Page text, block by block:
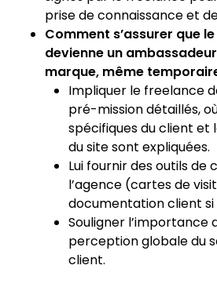
prise de connaissance et
Comment s’assurer que
devienne un
marque, même
Impliquer le freelance
pré-mission détaillés,
spécifiques du client et
du site sont expliquées.
Lui fournir des outils de
l’agence (cartes de
documentation client
Souligner l’importance
perception globale du
client.